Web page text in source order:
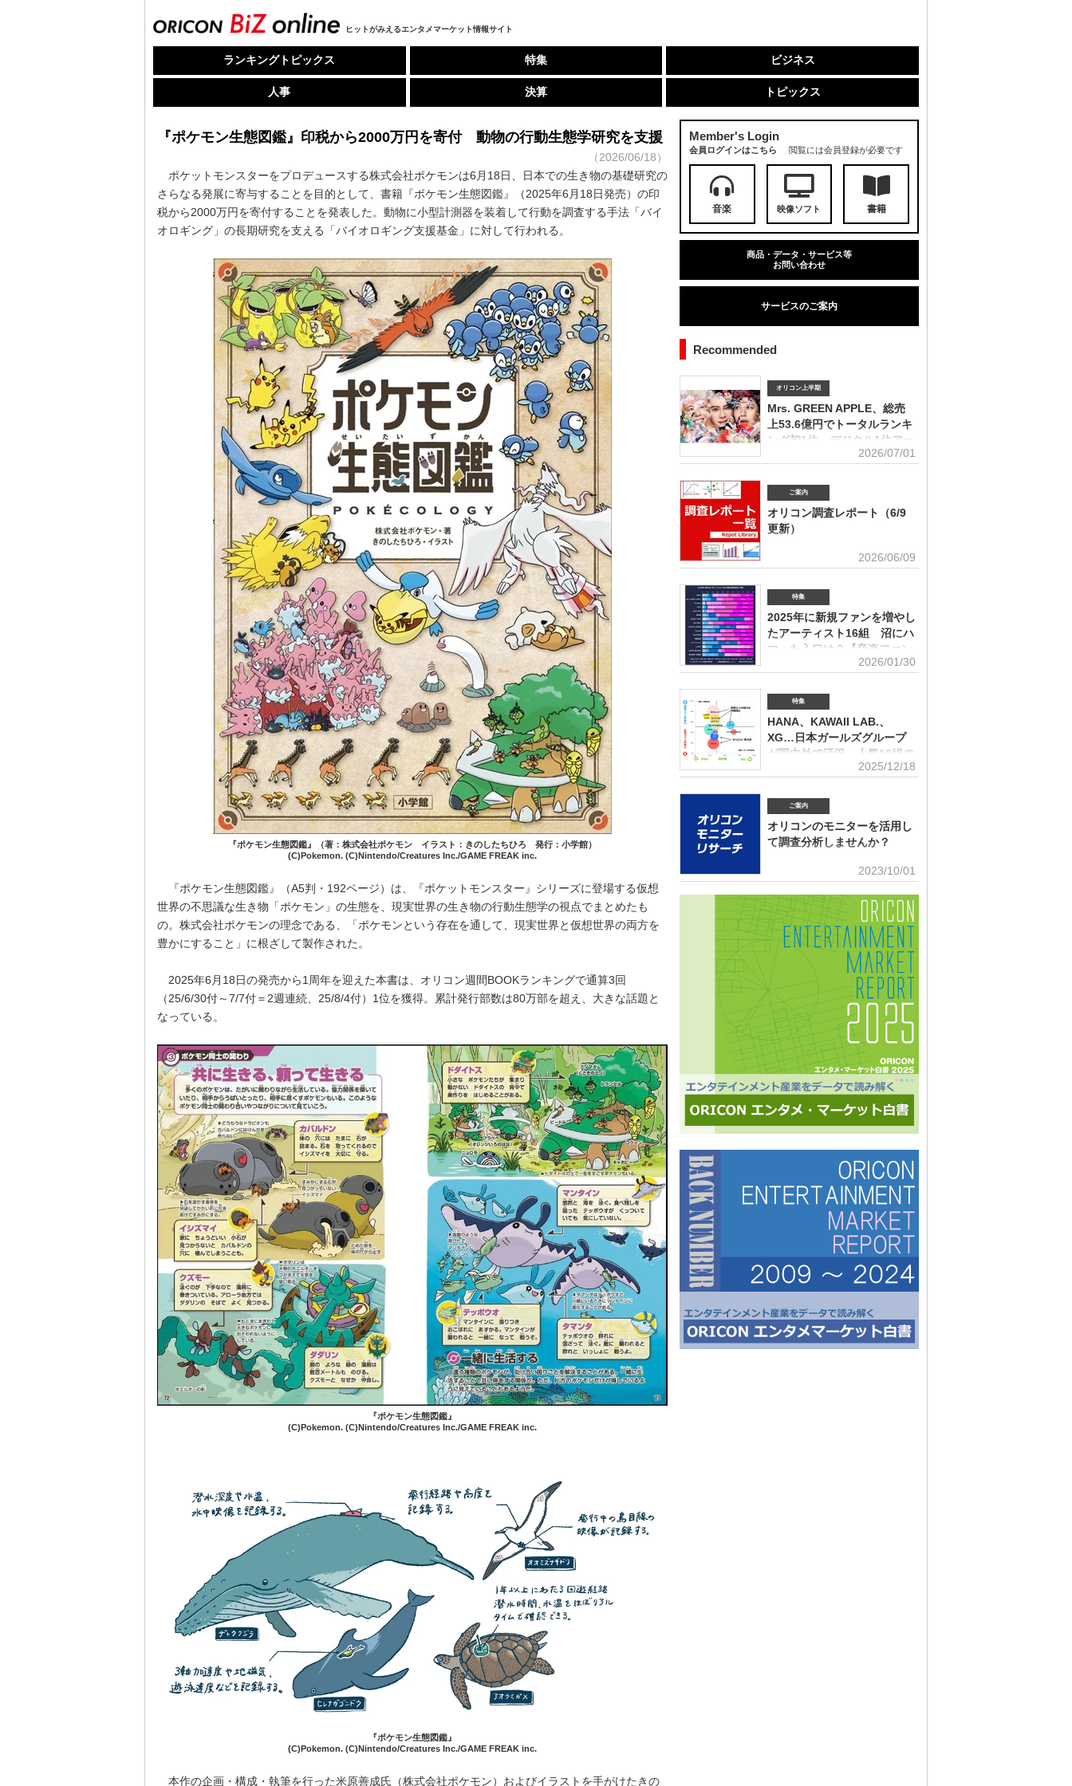
ヒットがみえるエンタメマーケット情報サイト
ランキングトピックス 特集 ビジネス
人事 決算 トピックス
『ポケモン生態図鑑』印税から2000万円を寄付 動物の行動生態学研究を支援
（2026/06/18）
ポケットモンスターをプロデュースする株式会社ポケモンは6月18日、日本での生き物の基礎研究の
さらなる発展に寄与することを目的として、書籍『ポケモン生態図鑑』（2025年6月18日発売）の印
税から2000万円を寄付することを発表した。動物に小型計測器を装着して行動を調査する手法「バイ
オロギング」の長期研究を支える「バイオロギング支援基金」に対して行われる。
『ポケモン生態図鑑』（著：株式会社ポケモン イラスト：きのしたちひろ 発行：小学館）
(C)Pokemon. (C)Nintendo/Creatures Inc./GAME FREAK inc.
『ポケモン生態図鑑』（A5判・192ページ）は、『ポケットモンスター』シリーズに登場する仮想
世界の不思議な生き物「ポケモン」の生態を、現実世界の生き物の行動生態学の視点でまとめたも
の。株式会社ポケモンの理念である、「ポケモンという存在を通して、現実世界と仮想世界の両方を
豊かにすること」に根ざして製作された。
2025年6月18日の発売から1周年を迎えた本書は、オリコン週間BOOKランキングで通算3回
（25/6/30付～7/7付＝2週連続、25/8/4付）1位を獲得。累計発行部数は80万部を超え、大きな話題と
なっている。
『ポケモン生態図鑑』
(C)Pokemon. (C)Nintendo/Creatures Inc./GAME FREAK inc.
『ポケモン生態図鑑』
(C)Pokemon. (C)Nintendo/Creatures Inc./GAME FREAK inc.
本作の企画・構成・執筆を行った米原善成氏（株式会社ポケモン）およびイラストを手がけたきの
Member's Login
会員ログインはこちら 閲覧には会員登録が必要です
音楽 映像ソフト 書籍
商品・データ・サービス等
お問い合わせ
サービスのご案内
Recommended
オリコン上半期
Mrs. GREEN APPLE、総売
上53.6億円でトータルランキ
ング初1位 デジタル1位アー
ティストの受賞は史上初
■アーティスト別セールス部門トータルランキング オリコンは7
月1日、「オリコン上半期ランキング2026」（集計期間：2025年
12月8日～2026年6月7日）のアーティスト別セールス部門「トー
タルランキング」を発表。Mrs. GREEN APPLEが期間内総売上
53.6億円で、自身初の1位に輝いた。Mrs. GREEN APPLEはアー
ティスト別セールス部門「デジタルランキング」では3年連続で上
半期1位を獲得。安価なデジタルで1位を獲得したアーティストが
GREEN APPLE（左から）藤澤涼架（Key）、大森元貴（Vo／
Gt）、若井滉斗（Gt） アーティスト別セールス部門「トータル
ランキング」は、音楽ソフト【シングル、アルバム、ミュージック
DVD・Blu-ray】とデジタル【デジタルシングル（単曲）、デジタ
ルアルバム、ストリーミン
2026/07/01
ご案内
オリコン調査レポート（6/9
更新）
ユーザー調査、マーケット動向を元にエン
価格戦略の策定、商品企画、値上げ検討時の判断材料として活用で
きるデータを提供(2026年6月)ボーイズグループに関する調査2026
音楽・ライブ・SNS・動画配信を横断したファン行動を分析。今
後のマーケティング戦略に活用できる内容を提供(2026年5月)アー
ティストグッズに関する調査2026「なぜ買うのか」「何が売れる
のか」「いくらまで買うのか」を明確化し、商品企画・価格設計・
販売戦略に直結する示唆を提案(2026年4月)ストリーミング影響分
析分析（TikTok＆YouTube）2026TikTokトレンドがどのようにス
トリーミングに影響を与えたかを、YouTubeの順位推移とともに
グラフ化(2026年2月)音楽パッケージの購入行動に関する調査
2026/06/09
特集
2025年に新規ファンを増やし
たアーティスト16組 沼にハ
マった入口は？【音楽ファン
ORICON BiZ onlineでは「2025年に好きになったアーティスト」
のアンケート調査を実施した。本調査は、コロナ禍（2020年3月～
2021年10月）、2022年、2023年、2024年に続いて5回目。直近2
年の得票数はMrs. GREEN APPLEがダントツだったが、2025年の
音楽シーンにおいて最も多くの“新規ファン”を獲得したアーティス
トは誰だったのか、得票数TOP15（13位が同率4組だったため計
16組）を紹介する。 本調査は、2025年12月12日～18日にイン
ち、「2025年1～12月の期間に初めて好きになった音楽アーティ
ストはいますか（※2024年以前からずっと好きというアーティス
トは対象外）」との問いに「いる」と答えた人（1833人＝全体の
40.1％）に対して、1組をあげてもらった。「いる」と回答し
2026/01/30
特集
HANA、KAWAII LAB.、
XG…日本ガールズグループ
が国内外で活況 人気10組の
認知・好感、応援・消費行動
日本のガールズグループシーンでは近年、BMSG×ちゃんみながタ
ッグを組んだオーディション『NO NO GIRLS』発のHANAがオリ
コン週間ストリーミングランキングで鮮烈な初登場1位デビュー、
アソビシステムからFRUITS ZIPPERを筆頭とするKAWAII LAB.所
人ながら海外を主戦場としているXGの国内外での大旋風など活況
象とし、認知経路、イメージ、情報源、推し活・消費行動などを多
角的に調査した『日本ガールズグループ調査2025』をまとめ
た。 本調査の対象アーティストは【2024年1月以降の配信開始楽
曲でストリーミング累積3000万回超えの作品がある】日本のガー
ルズグループ。メジャーデビュー順に、超ときめき▽宣伝部（▽＝
ハート／以下、超ときめき宣伝部）＝LOVE
2025/12/18
ご案内
オリコンのモニターを活用し
て調査分析しませんか？
■アンケート専用のモニター組織世の中に
を届けようと、自由回答への記入が多い傾向にあります。■ライフ
スタイルセグメンテーションを基にした調査が可能生活意識や志向
性など日本人を価値観という視点から、予めセグメントしたモニタ
ー調査が可能。■オリコングループならではの「エンタメ」に特化
音楽アーティスト・アイドル・俳優・女優・アナウンサー・ドラ
マ・ライブ・ゲーム…など、エンタメ分野のマーケティングリサー
チの実績多数。■“オリコンランキング”のブランドをコンシューマ
分野においても活用・アンケートモニターの意見をランキング化
し、メディア展開・ビジネス記事のエビデンスデータとして・定性
データをoricon BiZ onlineに蓄積■様々なクライアント様にご利用
いただいております■活用事例 ●アーティストの現
2023/10/01